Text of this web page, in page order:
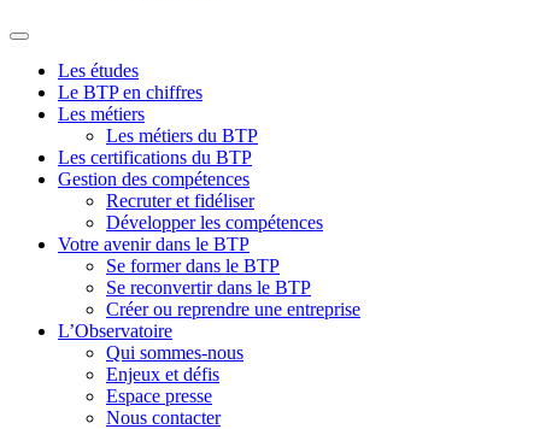
Les études
Le BTP en chiffres
Les métiers
Les métiers du BTP
Les certifications du BTP
Gestion des compétences
Recruter et fidéliser
Développer les compétences
Votre avenir dans le BTP
Se former dans le BTP
Se reconvertir dans le BTP
Créer ou reprendre une entreprise
L’Observatoire
Qui sommes-nous
Enjeux et défis
Espace presse
Nous contacter